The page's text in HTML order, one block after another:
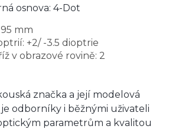
osnova: 4-Dot
mm
+2/ -3.5 dioptrie
v obrazové rovině: 2
značka a její modelová
je odborníky i běžnými uživateli
parametrům a kvalitou